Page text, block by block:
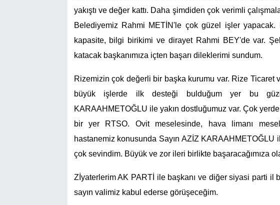
yakıştı ve değer kattı. Daha şimdiden çok verimli
Belediyemiz Rahmi METİN'le çok güzel işler yapacak.
kapasite, bilgi birikimi ve dirayet Rahmi BEY'de var.
katacak başkanımıza içten başarı dileklerimi sundum.
Rizemizin çok değerli bir başka kurumu var. Rize Ticaret
büyük işlerde ilk desteği bulduğum yer bu
KARAAHMETOĞLU ile yakın dostluğumuz var. Çok
bir yer RTSO. Ovit meselesinde, hava limanı
hastanemiz konusunda Sayın AZİZ KARAAHMETOĞLU
çok sevindim. Büyük ve zor ileri birlikte başaracağımıza
Zİyaterlerim AK PARTİ ile başkanı ve diğer siyasi parti il
sayın valimiz kabul ederse görüşeceğim.